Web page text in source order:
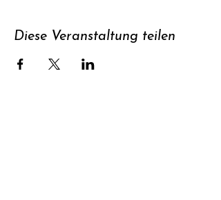
Diese Veranstaltung teilen